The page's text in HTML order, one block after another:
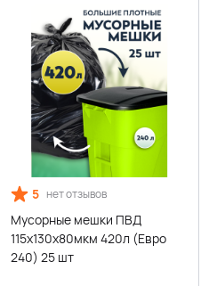
5 нет отзывов
Мусорные мешки ПВД
115х130х80мкм 420л (Евро
240) 25 шт